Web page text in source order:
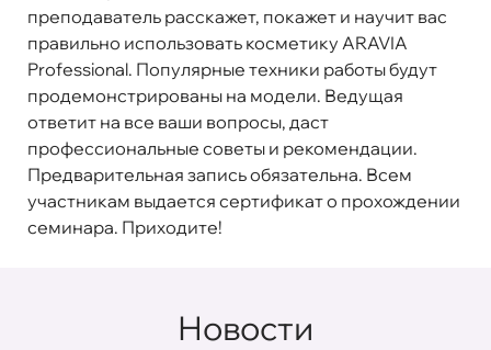
преподаватель расскажет, покажет и научит вас
правильно использовать косметику ARAVIA
Professional. Популярные техники работы будут
продемонстрированы на модели. Ведущая
ответит на все ваши вопросы, даст
профессиональные советы и рекомендации.
Предварительная запись обязательна. Всем
участникам выдается сертификат о прохождении
семинара. Приходите!
Новости